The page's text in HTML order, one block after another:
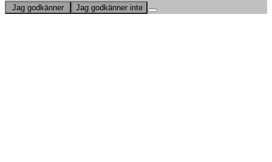
Jag godkänner Jag godkänner inte